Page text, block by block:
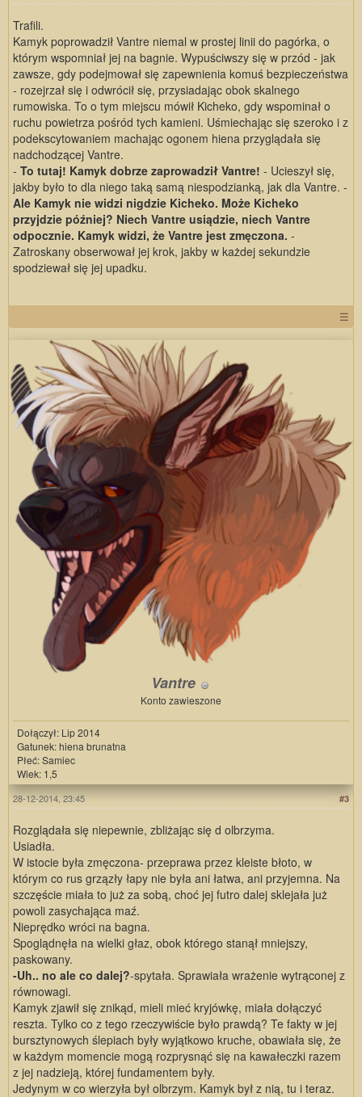
Trafili.
Kamyk poprowadził Vantre niemal w prostej linii do pagórka, o
którym wspomniał jej na bagnie. Wypuściwszy się w przód - jak
zawsze, gdy podejmował się zapewnienia komuś bezpieczeństwa
- rozejrzał się i odwrócił się, przysiadając obok skalnego
rumowiska. To o tym miejscu mówił Kicheko, gdy wspominał o
ruchu powietrza pośród tych kamieni. Uśmiechając się szeroko i z
podekscytowaniem machając ogonem hiena przyglądała się
nadchodzącej Vantre.
- To tutaj! Kamyk dobrze zaprowadził Vantre! - Ucieszył się,
jakby było to dla niego taką samą niespodzianką, jak dla Vantre. -
Ale Kamyk nie widzi nigdzie Kicheko. Może Kicheko
przyjdzie później? Niech Vantre usiądzie, niech Vantre
odpocznie. Kamyk widzi, że Vantre jest zmęczona. -
Zatroskany obserwował jej krok, jakby w każdej sekundzie
spodziewał się jej upadku.
☰
Vantre
Konto zawieszone
Dołączył: Lip 2014
Gatunek: hiena brunatna
Płeć: Samiec
Wiek: 1,5
#3
28-12-2014, 23:45
Rozglądała się niepewnie, zbliżając się d olbrzyma.
Usiadła.
W istocie była zmęczona- przeprawa przez kleiste błoto, w
którym co rus grzązły łapy nie była ani łatwa, ani przyjemna. Na
szczęście miała to już za sobą, choć jej futro dalej sklejała już
powoli zasychająca maź.
Nieprędko wróci na bagna.
Spoglądnęła na wielki głaz, obok którego stanął mniejszy,
paskowany.
-Uh.. no ale co dalej?-spytała. Sprawiała wrażenie wytrąconej z
równowagi.
Kamyk zjawił się znikąd, mieli mieć kryjówkę, miała dołączyć
reszta. Tylko co z tego rzeczywiście było prawdą? Te fakty w jej
bursztynowych ślepiach były wyjątkowo kruche, obawiała się, że
w każdym momencie mogą rozprysnąć się na kawałeczki razem
z jej nadzieją, której fundamentem były.
Jedynym w co wierzyła był olbrzym. Kamyk był z nią, tu i teraz.